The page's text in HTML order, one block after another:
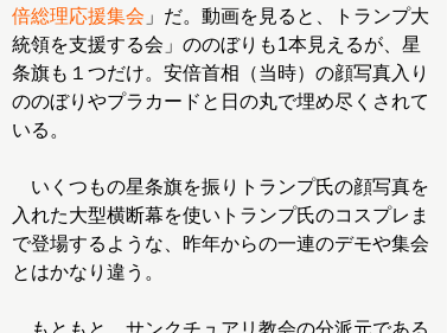
倍総理応援集会 」だ。動画を見ると、トランプ大
統領を支援する会」ののぼりも1本見えるが、星
条旗も１つだけ。安倍首相（当時）の顔写真入り
ののぼりやプラカードと日の丸で埋め尽くされて
いる。
いくつもの星条旗を振りトランプ氏の顔写真を
入れた大型横断幕を使いトランプ氏のコスプレま
で登場するような、昨年からの一連のデモや集会
とはかなり違う。